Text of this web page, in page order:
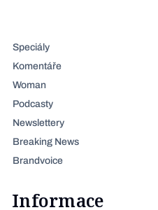
Speciály
Komentáře
Woman
Podcasty
Newslettery
Breaking News
Brandvoice
Informace